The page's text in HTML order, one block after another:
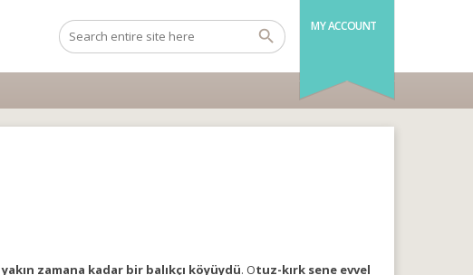
MY ACCOUNT
yakın zamana kadar bir balıkçı köyüydü. Otuz-kırk sene evvel